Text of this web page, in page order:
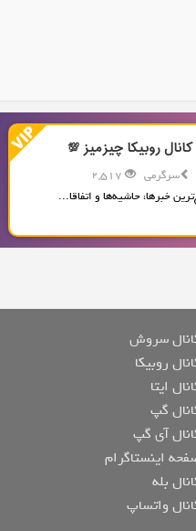
کانال روبیکا چیزمیز 💯
سرگرمی
2,517
خبرها، حاشیه‌ها و اتفاقا...
سروش
روبیکا
ایتا
گپ
آی گپ
اینستاگرام
بله
واتساپ